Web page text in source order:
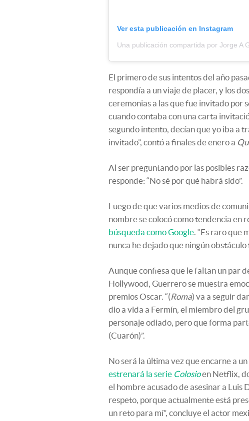
Ver esta publicación en Instagram
Una publicación compartida por Jorge A
El primero de sus intentos del año
respondía a un viaje de placer, y los
ceremonias a las que fue invitado por
cuando contaba con una carta
segundo intento, decían que yo iba a
invitado”, contó a finales de enero a
Al ser preguntando por las posibles
responde: “No sé por qué habrá sido”.
Luego de que varios medios de
nombre se colocó como tendencia en
búsqueda como Google. “Es raro que
nunca he dejado que ningún
Aunque confiesa que le faltan un par
Hollywood, Guerrero se muestra
premios Oscar. “(Roma) va a seguir
dio a vida a Fermín, el miembro del
personaje odiado, pero que forma
(Cuarón)”.
No será la última vez que encarne a
estrenará la serie Colosioen Netflix,
el hombre acusado de asesinar a Luis
respeto, porque actualmente está
un reto para mí”, concluye el actor